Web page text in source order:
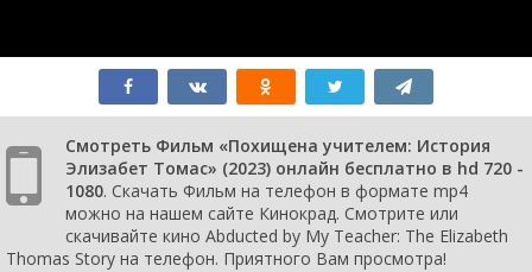
Смотреть Фильм «Похищена учителем: История
Элизабет Томас» (2023) онлайн бесплатно в hd 720 -
1080. Скачать Фильм на телефон в формате mp4
можно на нашем сайте Кинокрад. Смотрите или
скачивайте кино Abducted by My Teacher: The Elizabeth
Thomas Story на телефон. Приятного Вам просмотра!